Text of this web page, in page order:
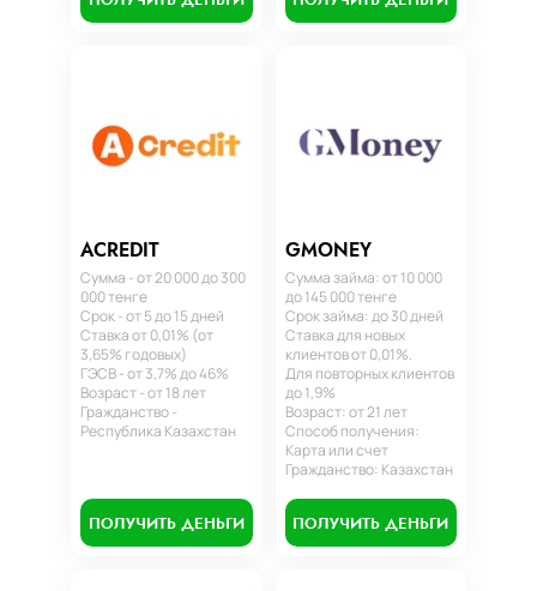
ACREDIT
Сумма - от 20 000 до 300
000 тенге
Срок - от 5 до 15 дней
Ставка от 0,01% (от
3,65% годовых)
ГЭСВ - от 3,7% до 46%
Возраст - от 18 лет
Гражданство -
Республика Казахстан
ПОЛУЧИТЬ ДЕНЬГИ
GMONEY
Сумма займа: от 10 000
до 145 000 тенге
Срок займа: до 30 дней
Ставка для новых
клиентов от 0,01%.
Для повторных клиентов
до 1,9%
Возраст: от 21 лет
Способ получения:
Карта или счет
Гражданство: Казахстан
ПОЛУЧИТЬ ДЕНЬГИ